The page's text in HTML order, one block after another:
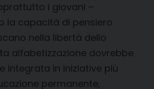
i giovani –
la capacità di pensiero
nella libertà dello
alfabetizzazione dovrebbe
integrata in iniziative più
permanente,